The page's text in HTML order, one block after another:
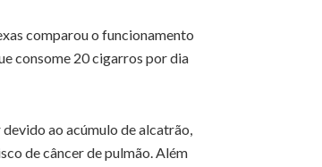
comparou o funcionamento
consome 20 cigarros por dia
ao acúmulo de alcatrão,
de câncer de pulmão. Além